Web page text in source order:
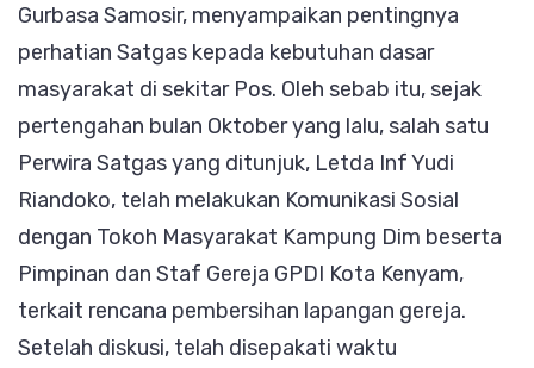
Gurbasa Samosir, menyampaikan pentingnya
perhatian Satgas kepada kebutuhan dasar
masyarakat di sekitar Pos. Oleh sebab itu, sejak
pertengahan bulan Oktober yang lalu, salah satu
Perwira Satgas yang ditunjuk, Letda Inf Yudi
Riandoko, telah melakukan Komunikasi Sosial
dengan Tokoh Masyarakat Kampung Dim beserta
Pimpinan dan Staf Gereja GPDI Kota Kenyam,
terkait rencana pembersihan lapangan gereja.
Setelah diskusi, telah disepakati waktu